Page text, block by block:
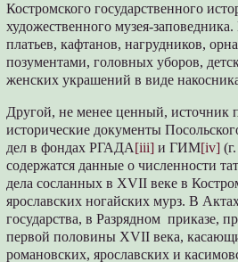
Костромского государственного
художественного музея-
платьев, кафтанов, нагрудников,
позументами, головных уборов,
женских украшений в виде
Другой, не менее ценный, источник
исторические документы
дел в фондах РГАДА[iii] и ГИМ[iv]
содержатся данные о численности
дела сосланных в XVII веке в
ярославских ногайских мурз. В
государства, в Разрядном приказе,
первой половины XVII века,
романовских, ярославских и